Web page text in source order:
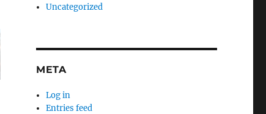
Uncategorized
META
Log in
Entries feed